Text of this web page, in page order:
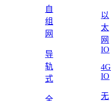
自
组
网
导
轨
式
全
以
太
网
IO
4G
IO
无